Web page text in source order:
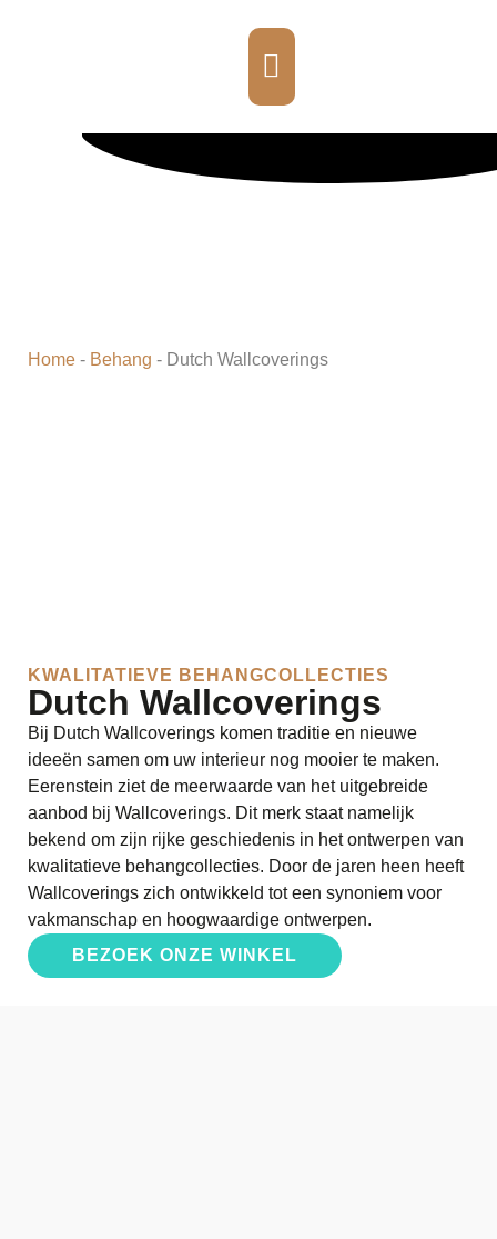
Home - Behang - Dutch Wallcoverings
KWALITATIEVE BEHANGCOLLECTIES
Dutch Wallcoverings
Bij Dutch Wallcoverings komen traditie en nieuwe
ideeën samen om uw interieur nog mooier te maken.
Eerenstein ziet de meerwaarde van het uitgebreide
aanbod bij Wallcoverings. Dit merk staat namelijk
bekend om zijn rijke geschiedenis in het ontwerpen van
kwalitatieve behangcollecties. Door de jaren heen heeft
Wallcoverings zich ontwikkeld tot een synoniem voor
vakmanschap en hoogwaardige ontwerpen.
BEZOEK ONZE WINKEL